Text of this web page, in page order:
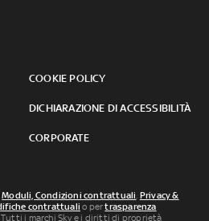
COOKIE POLICY
DICHIARAZIONE DI ACCESSIBILITÀ
CORPORATE
Moduli, Condizioni contrattuali, Privacy &
contrattuali o pertrasparenza
Tutti i marchi Sky e i diritti di proprietà